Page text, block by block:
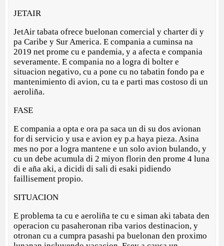
JETAIR
JetAir tabata ofrece buelonan comercial y charter di y
pa Caribe y Sur America. E compania a cuminsa na
2019 net prome cu e pandemia, y a afecta e compania
severamente. E compania no a logra di bolter e
situacion negativo, cu a pone cu no tabatin fondo pa e
mantenimiento di avion, cu ta e parti mas costoso di un
aeroliña.
FASE
E compania a opta e ora pa saca un di su dos avionan
for di servicio y usa e avion ey p.a haya pieza. Asina
mes no por a logra mantene e un solo avion bulando, y
cu un debe acumula di 2 miyon florin den prome 4 luna
di e aña aki, a dicidi di sali di esaki pidiendo
faillisement propio.
SITUACION
E problema ta cu e aeroliña te cu e siman aki tabata den
operacion cu pasaheronan riba varios destinacion, y
otronan cu a cumpra pasashi pa buelonan den proximo